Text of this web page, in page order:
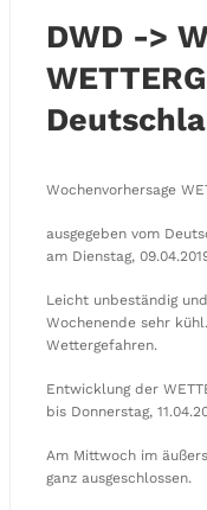
DWD ->
Wochenvorhersage
ausgegeben vom
am Dienstag,
Leicht unbeständig
Wochenende sehr
Wettergefahren.
Entwicklung der
bis Donnerstag,
Am Mittwoch im
ganz ausgeschlossen.